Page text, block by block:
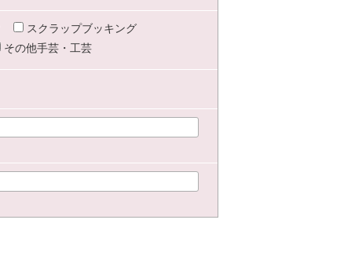
スクラップブッキング
その他手芸・工芸